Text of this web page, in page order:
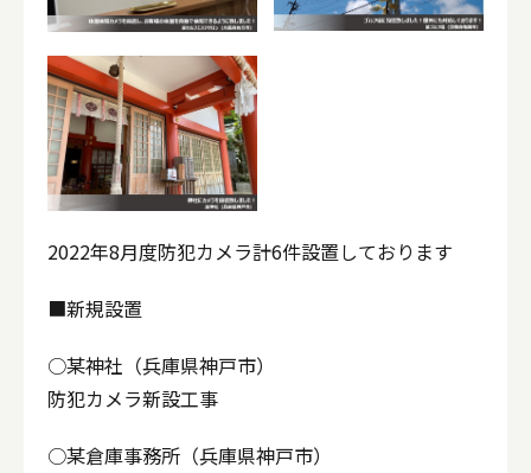
2022年8月度防犯カメラ計6件設置しております
■新規設置
○某神社（兵庫県神戸市）
防犯カメラ新設工事
○某倉庫事務所（兵庫県神戸市）